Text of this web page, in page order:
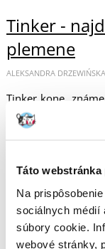
Táto
Na
sociálnych médií
súbory cookie.
webové stránky,
Tinker -
plemene
ALEKSANDRA DRZEWIŃSKA
Tinker kone,
sú cenené pre
nôh. Srsť
Hrdlička